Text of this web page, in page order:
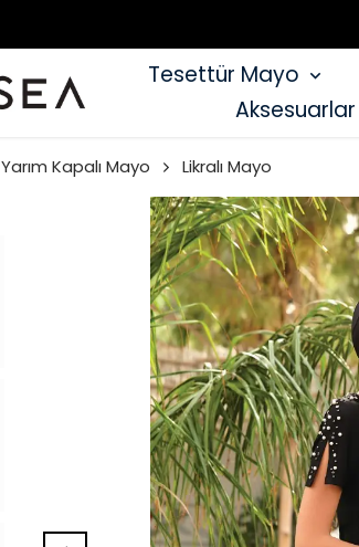
Tesettür Mayo
Aksesuarlar
Yarım Kapalı Mayo Likralı Mayo